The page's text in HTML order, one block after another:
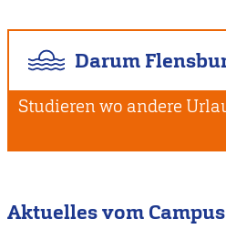
Darum
Studieren wo andere
Aktuelles vom Campus